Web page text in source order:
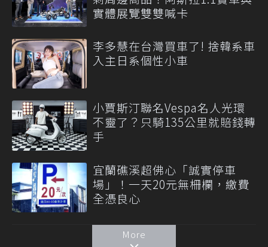
實體展覽雙雙喊卡
李多慧在台灣買車了! 捨韓系車
入主日系個性小車
小賈斯汀聯名Vespa名人光環
不靈了？只騎135公里就賠錢轉
手
宜蘭礁溪超佛心「誠實停車
場」！一天20元無柵欄，繳費
全憑良心
More